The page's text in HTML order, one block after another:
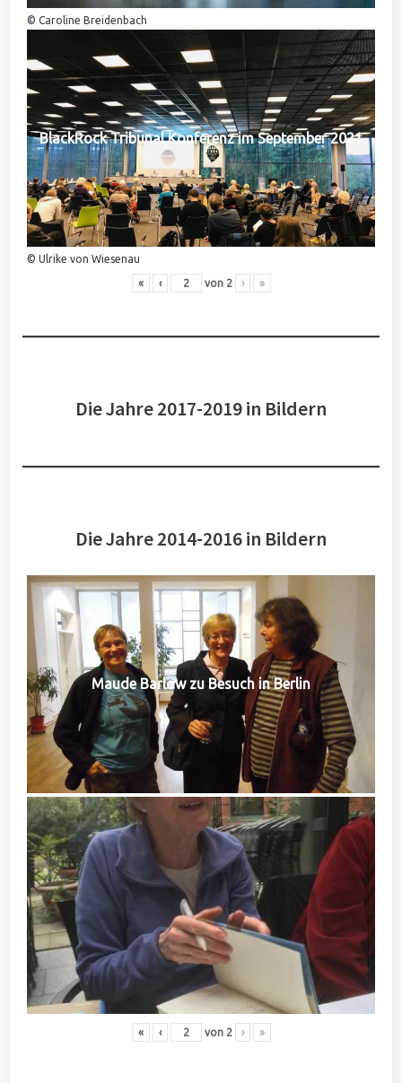
© Caroline Breidenbach
BlackRock Tribunal Konferenz im September 2021
© Ulrike von Wiesenau
« ‹ von 2 › »
Die Jahre 2017-2019 in Bildern
Die Jahre 2014-2016 in Bildern
Maude Barlow zu Besuch in Berlin
« ‹ von 2 › »